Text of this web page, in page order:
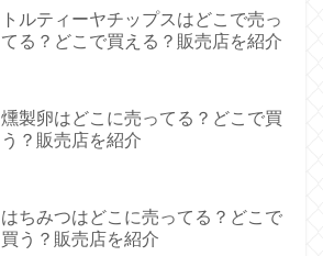
トルティーヤチップスはどこで売っ
てる？どこで買える？販売店を紹介
燻製卵はどこに売ってる？どこで買
う？販売店を紹介
はちみつはどこに売ってる？どこで
買う？販売店を紹介